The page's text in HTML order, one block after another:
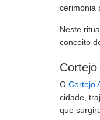
cerimónia
Neste
conceito
O Cortejo
cidade,
que